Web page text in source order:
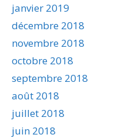
janvier 2019
décembre 2018
novembre 2018
octobre 2018
septembre 2018
août 2018
juillet 2018
juin 2018